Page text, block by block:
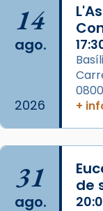
de
2 weeks
Aquest
missa
comitè
del Sant Pare
Josep
concelebrat
Mons. David
14
ago.
2026
+
31
ago.
de